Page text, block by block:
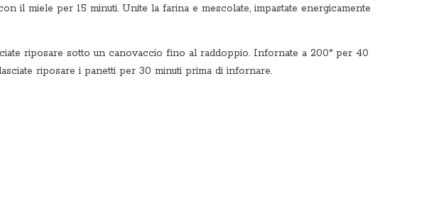
il miele per 15 minuti. Unite la farina e mescolate, impastate energicamente
riposare sotto un canovaccio fino al raddoppio. Infornate a 200° per 40
riposare i panetti per 30 minuti prima di infornare.